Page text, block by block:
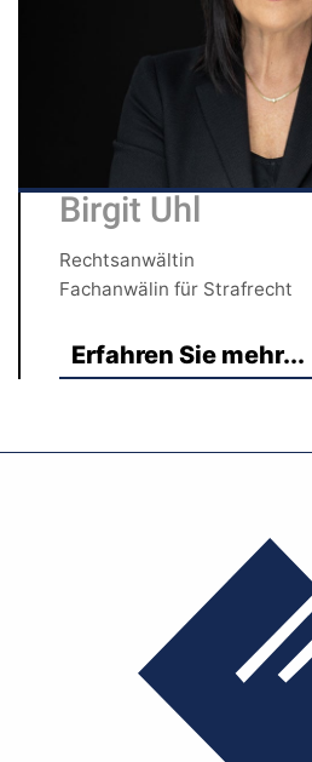
Birgit Uhl
Rechtsanwältin
Fachanwälin für Strafrecht
Erfahren Sie mehr...